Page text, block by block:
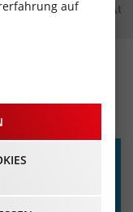
AUGUST
Uhr
auf